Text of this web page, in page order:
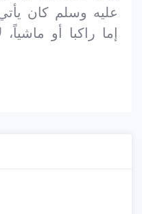
عليه وسلم كان
إما راكبا أو